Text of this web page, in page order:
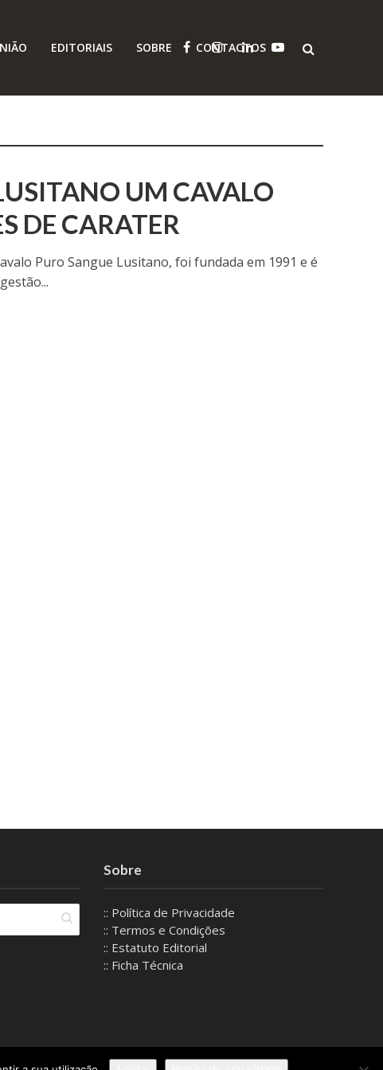
EDITORIAIS SOBRE CONTACTOS
UM CAVALO
DE CARATER
Puro Sangue Lusitano, foi fundada em 1991 e é
Sobre
:: Política de Privacidade
:: Termos e Condições
:: Estatuto Editorial
:: Ficha Técnica